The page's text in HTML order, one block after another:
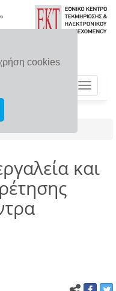
cookies
Toggle
και